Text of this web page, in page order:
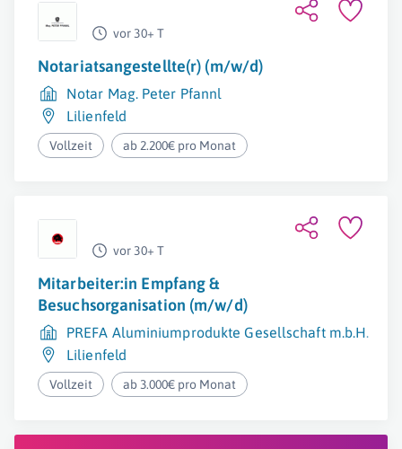
vor 30+ T
Notariatsangestellte(r) (m/w/d)
Notar Mag. Peter Pfannl
Lilienfeld
Vollzeit ab 2.200€ pro Monat
vor 30+ T
Mitarbeiter:in Empfang &
Besuchsorganisation (m/w/d)
PREFA Aluminiumprodukte Gesellschaft m.b.H.
Lilienfeld
Vollzeit ab 3.000€ pro Monat